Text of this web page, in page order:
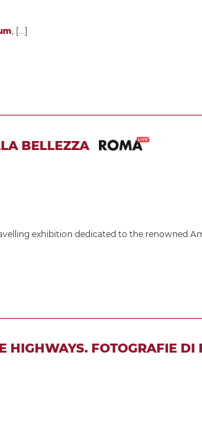
[...]
BELLEZZA
exhibition dedicated to the renowned
HIGHWAYS. FOTOGRAFIE DI